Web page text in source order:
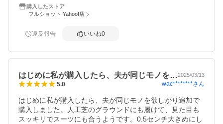
購入したストア
フルショット Yahoo!店
違反報告 いいね0
はじめに私が購入したら、夫が同じモノを…2025/03/13
5.0 wac********さん
はじめに私が購入したら、夫が同じモノを欲しがり追加で
購入しました。人工芝のグラウンドにも履けて、見た目も
スッキリでスーツにも合うようです。0.5センチ大きめにし